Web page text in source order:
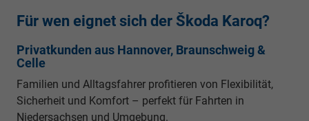
Für wen eignet sich der Škoda Karoq?
Privatkunden aus Hannover, Braunschweig &
Celle
Familien und Alltagsfahrer profitieren von Flexibilität,
Sicherheit und Komfort – perfekt für Fahrten in
Niedersachsen und Umgebung.